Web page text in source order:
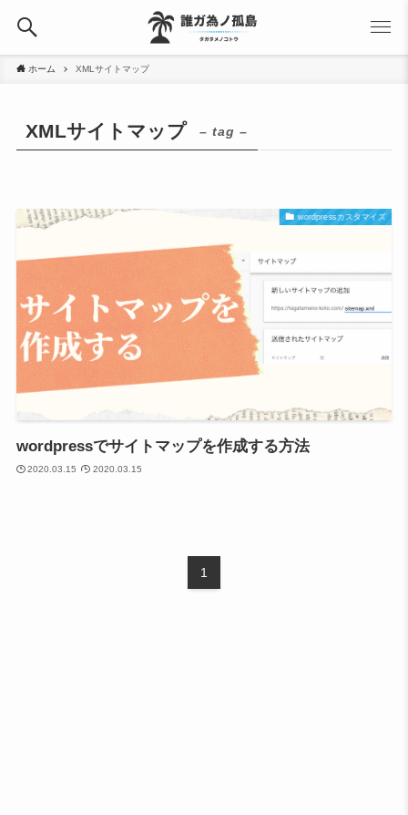
ホーム XMLサイトマップ
XMLサイトマップ – tag –
wordpressカスタマイズ
wordpressでサイトマップを作成する方法
2020.03.15 2020.03.15
1